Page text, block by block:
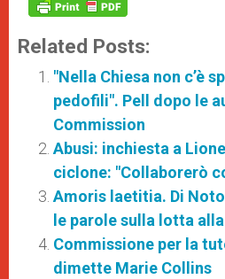
Related Posts:
"Nella Chiesa non c’è
pedofili". Pell dopo le
Commission
Abusi: inchiesta a
ciclone: "Collaborerò
Amoris laetitia. Di
le parole sulla lotta
Commissione per la
dimette Marie Collins